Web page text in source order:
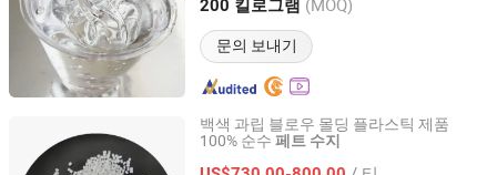
200 킬로그램 (MOQ)
문의 보내기
백색 과립 블로우 몰딩 플라스틱 제품
100% 순수 페트 수지
HENAN FENGBAI INDUSTRIAL CO., LTD.